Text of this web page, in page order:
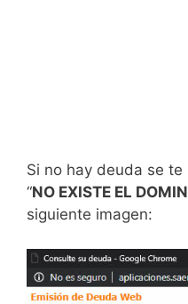
Si no hay deuda se
“NO EXISTE EL
siguiente imagen: